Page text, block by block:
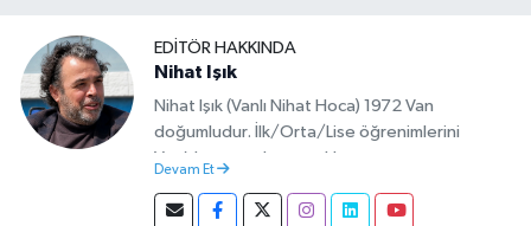
EDITÖR HAKKINDA
Nihat Işık
Nihat Işık (Vanlı Nihat Hoca) 1972 Van
doğumludur. İlk/Orta/Lise öğrenimlerini
Van’da tamamlamıştır. Hacettepe mezunu
başlamıştır. Asteğmen olarak yaptığı vatani
Devam Et